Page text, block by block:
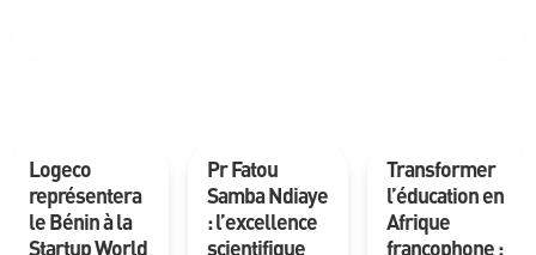
Logeco
représentera
le Bénin à la
Startup World
Pr Fatou
Samba Ndiaye
: l’excellence
scientifique
Transformer
l’éducation en
Afrique
francophone :